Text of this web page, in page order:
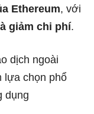
Ethereum, với
giảm chi phí.
dịch ngoài
lựa chọn phổ
dụng